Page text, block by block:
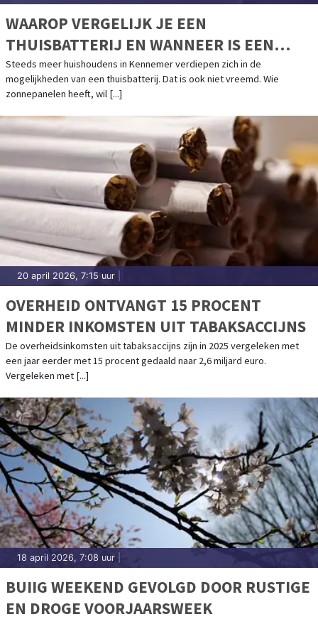
WAAROP VERGELIJK JE EEN
THUISBATTERIJ EN WANNEER IS EEN
SESSY-OPLOSSING INTERESSANT?
Steeds meer huishoudens in Kennemer verdiepen zich in de
mogelijkheden van een thuisbatterij. Dat is ook niet vreemd. Wie
zonnepanelen heeft, wil [...]
20 april 2026, 7:15 uur
OVERHEID ONTVANGT 15 PROCENT
MINDER INKOMSTEN UIT TABAKSACCIJNS
De overheidsinkomsten uit tabaksaccijns zijn in 2025 vergeleken met
een jaar eerder met 15 procent gedaald naar 2,6 miljard euro.
Vergeleken met [...]
18 april 2026, 7:08 uur
BUIIG WEEKEND GEVOLGD DOOR RUSTIGE
EN DROGE VOORJAARSWEEK